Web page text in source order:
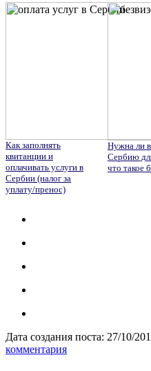
Как заполнять
квитанции и
оплачивать услуги в
Сербии (налог за
уплату/пренос)
Нужна ли
Сербию
что такое
Дата создания поста: 27/10/
комментария